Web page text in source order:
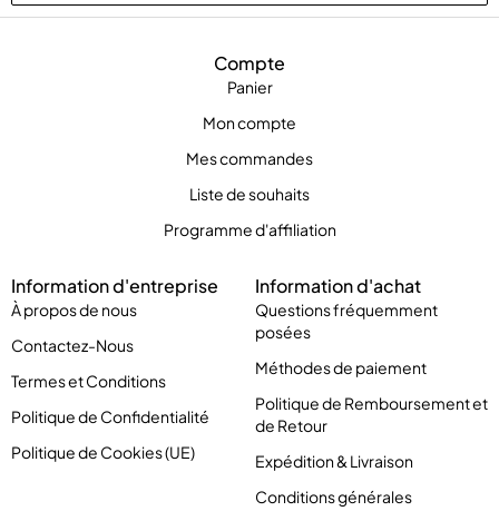
Compte
Panier
Mon compte
Mes commandes
Liste de souhaits
Programme d'affiliation
Information d'entreprise
À propos de nous
Contactez-Nous
Termes et Conditions
Politique de Confidentialité
Politique de Cookies (UE)
Information d'achat
Questions fréquemment
posées
Méthodes de paiement
Politique de Remboursement et
de Retour
Expédition & Livraison
Conditions générales